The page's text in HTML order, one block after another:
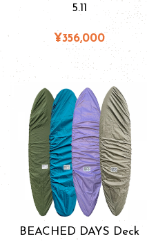
5.11
¥356,000
BEACHED DAYS Deck